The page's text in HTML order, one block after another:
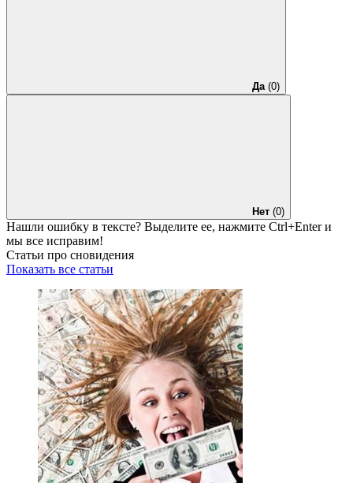
Да(0)
Нет (0)
Нашли ошибку в тексте? Выделите ее, нажмите Ctrl+Enterи
мы все исправим!
Статьи про сновидения
Показать все статьи